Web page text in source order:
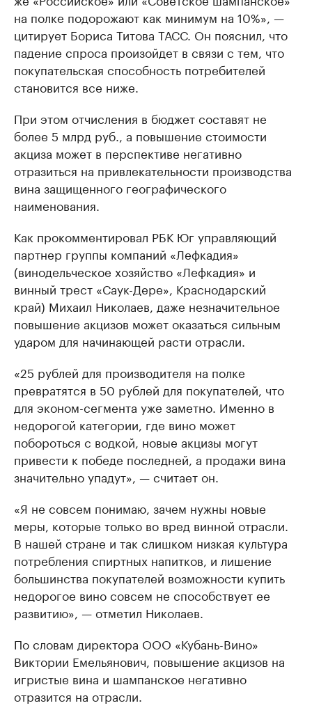
на полке подорожают как минимум на 10%», —
цитирует Бориса Титова ТАСС. Он пояснил, что
падение спроса произойдет в связи с тем, что
покупательская способность потребителей
становится все ниже.
При этом отчисления в бюджет составят не
более 5 млрд руб., а повышение стоимости
акциза может в перспективе негативно
отразиться на привлекательности производства
вина защищенного географического
наименования.
Как прокомментировал РБК Юг управляющий
партнер группы компаний «Лефкадия»
(винодельческое хозяйство «Лефкадия» и
винный трест «​Саук-Дере», Краснодарский
край) Михаил Николаев, даже незначительное
повышение акцизов может оказаться сильным
ударом для начинающей расти отрасли.
«25 рублей для производителя на полке
превратятся в 50 рублей для покупателей, что
для эконом-сегмента уже заметно. Именно в
недорогой категории, где вино может
побороться с водкой, новые акцизы могут
привести к победе последней, а продажи вина
значительно упадут», — считает он.
«Я не совсем понимаю, зачем нужны новые
меры, которые только во вред винной отрасли.
В нашей стране и так слишком низкая культура
потребления спиртных напитков, и лишение
большинства покупателей возможности купить
недорогое вино совсем не способствует ее
развитию», — отметил Николаев.
По словам директора ООО «Кубань-Вино»
Виктории Емельянович, повышение акцизов на
игристые вина и шампанское негативно
отразится на отрасли.